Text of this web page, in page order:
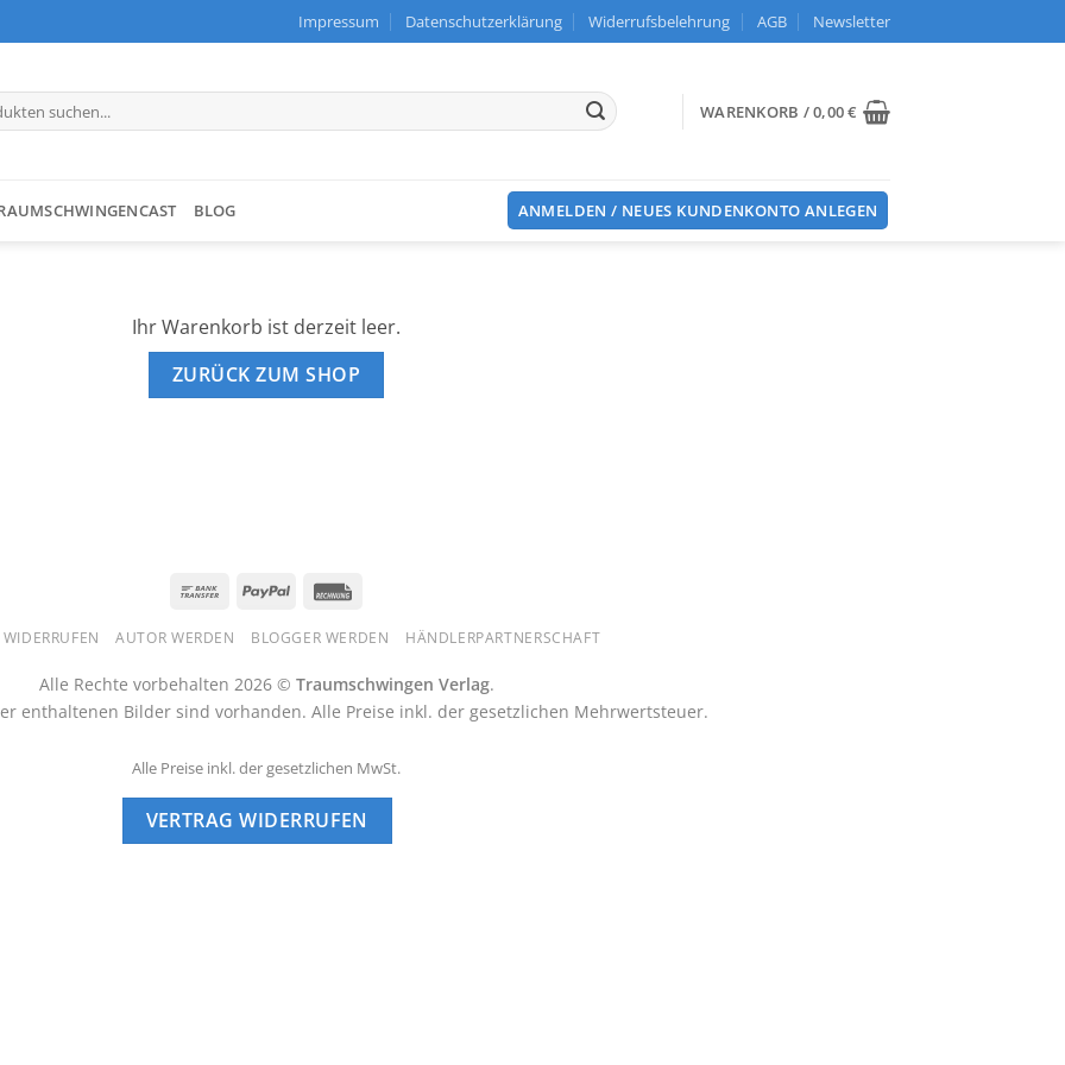
Impressum Datenschutzerklärung Widerrufsbelehrung AGB Newsletter
WARENKORB /0,00€
BLOG ANMELDEN / NEUES KUNDENKONTO ANLEGEN
Ihr Warenkorb ist derzeit leer.
ZURÜCK ZUM SHOP
Bank
PayPal
AUTOR WERDEN BLOGGER WERDEN HÄNDLERPARTNERSCHAFT
Alle Rechte vorbehalten 2026 © Traumschwingen Verlag.
enthaltenen Bilder sind vorhanden. Alle Preise inkl. der gesetzlichen Mehrwertsteuer.
Alle Preise inkl. der gesetzlichen MwSt.
VERTRAG WIDERRUFEN